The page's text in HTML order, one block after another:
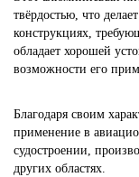
твёрдостью, что
конструкциях,
обладает хорошей
возможности его
Благодаря своим
применение в
судостроении,
других областях.